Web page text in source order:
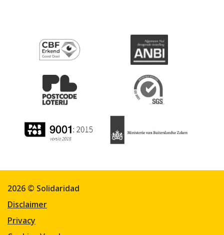
2026 © Solidaridad
Disclaimer
Privacy